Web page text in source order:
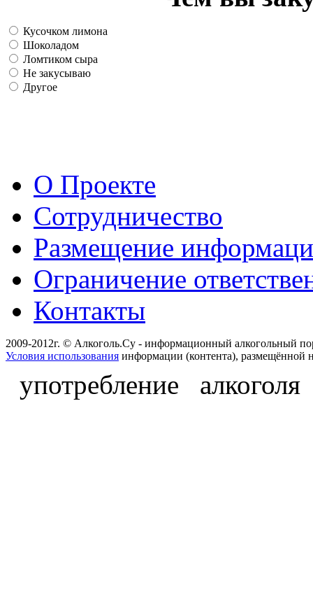
Кусочком лимона
Шоколадом
Ломтиком сыра
Не закусываю
Другое
О Проекте
Сотрудничество
Размещение
Ограничение
Контакты
2009-2012г. © Алкоголь.Су - информационный алкогольный
Условия использования информации (контента), размещённой
употребление